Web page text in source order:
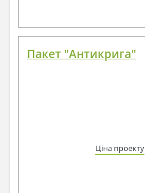
Пакет "Антикрига"
Ціна проекту